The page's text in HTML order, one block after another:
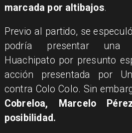
marcada por altibajos.
Previo al partido, se
podría presentar una
Huachipato por presunto
acción presentada por
contra Colo Colo. Sin
Cobreloa, Marcelo
posibilidad.